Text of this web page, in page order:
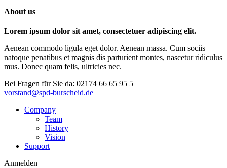
About us
Lorem ipsum dolor sit amet, consectetuer adipiscing elit.
Aenean commodo ligula eget dolor. Aenean massa. Cum sociis
natoque penatibus et magnis dis parturient montes, nascetur ridiculus
mus. Donec quam felis, ultricies nec.
Bei Fragen für Sie da: 02174 66 65 95 5
vorstand@spd-burscheid.de
Company
Team
History
Vision
Support
Anmelden